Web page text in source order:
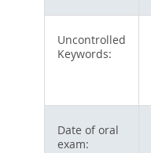
Uncontrolled
Keywords:
Date of oral
exam: